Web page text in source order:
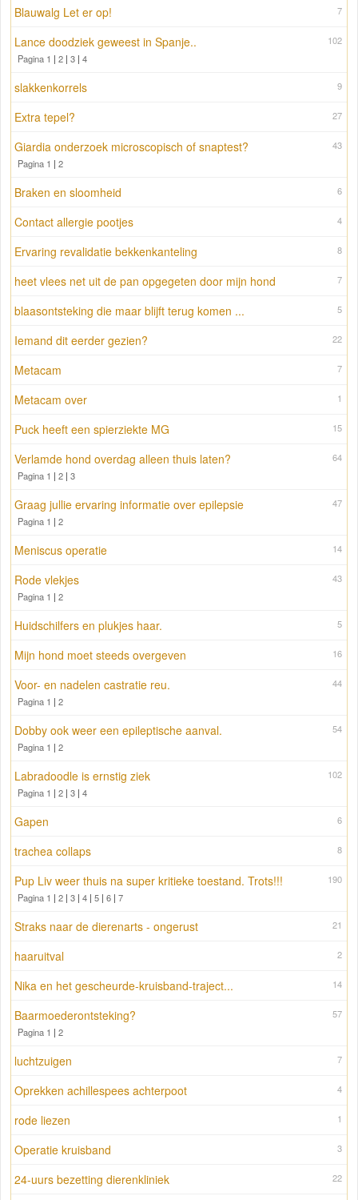
7
Blauwalg Let er op!
102
Lance doodziek geweest in Spanje..
Pagina 1 | 2 | 3 | 4
9
slakkenkorrels
27
Extra tepel?
43
Giardia onderzoek microscopisch of snaptest?
Pagina 1 | 2
6
Braken en sloomheid
4
Contact allergie pootjes
8
Ervaring revalidatie bekkenkanteling
7
heet vlees net uit de pan opgegeten door mijn hond
5
blaasontsteking die maar blijft terug komen ...
22
Iemand dit eerder gezien?
7
Metacam
1
Metacam over
15
Puck heeft een spierziekte MG
64
Verlamde hond overdag alleen thuis laten?
Pagina 1 | 2 | 3
47
Graag jullie ervaring informatie over epilepsie
Pagina 1 | 2
14
Meniscus operatie
43
Rode vlekjes
Pagina 1 | 2
5
Huidschilfers en plukjes haar.
16
Mijn hond moet steeds overgeven
44
Voor- en nadelen castratie reu.
Pagina 1 | 2
54
Dobby ook weer een epileptische aanval.
Pagina 1 | 2
102
Labradoodle is ernstig ziek
Pagina 1 | 2 | 3 | 4
6
Gapen
8
trachea collaps
190
Pup Liv weer thuis na super kritieke toestand. Trots!!!
Pagina 1 | 2 | 3 | 4 | 5 | 6 | 7
21
Straks naar de dierenarts - ongerust
2
haaruitval
14
Nika en het gescheurde-kruisband-traject...
57
Baarmoederontsteking?
Pagina 1 | 2
7
luchtzuigen
4
Oprekken achillespees achterpoot
1
rode liezen
3
Operatie kruisband
22
24-uurs bezetting dierenkliniek